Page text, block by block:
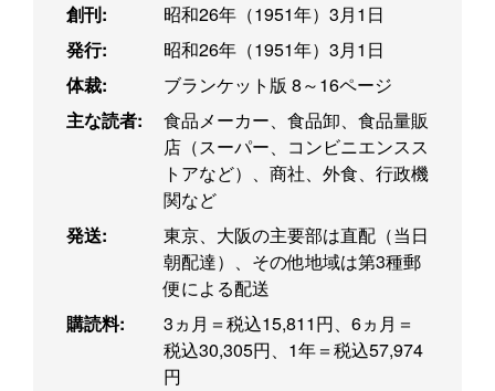
創刊:
昭和26年（1951年）3月1日
発行:
昭和26年（1951年）3月1日
体裁:
ブランケット版 8～16ページ
主な読者:
食品メーカー、食品卸、食品量販
店（スーパー、コンビニエンスス
トアなど）、商社、外食、行政機
関など
発送:
東京、大阪の主要部は直配（当日
朝配達）、その他地域は第3種郵
便による配送
購読料:
3ヵ月＝税込15,811円、6ヵ月＝
税込30,305円、1年＝税込57,974
円